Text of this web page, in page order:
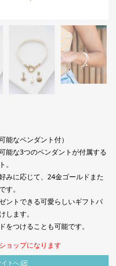
能なペンダント付）
能な3つのペンダントが付属する
。
みに応じて、24金ゴールドまた
す。
ントできる可愛らしいギフトパ
します。
をつけることも可能です。
ョップになります
イトへ